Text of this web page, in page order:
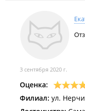
3 сентября 2020 г.
Оценка:
Филиал: ул.